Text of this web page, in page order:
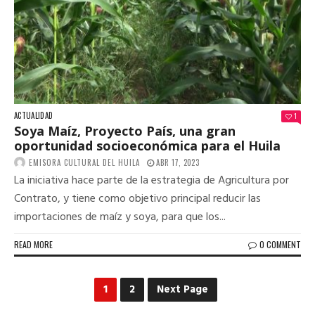
ACTUALIDAD 1
Soya Maíz, Proyecto País, una gran
oportunidad socioeconómica para el Huila
EMISORA CULTURAL DEL HUILA ABR 17, 2023
La iniciativa hace parte de la estrategia de Agricultura por
Contrato, y tiene como objetivo principal reducir las
importaciones de maíz y soya, para que los...
READ MORE 0 COMMENT
1 2 Next Page